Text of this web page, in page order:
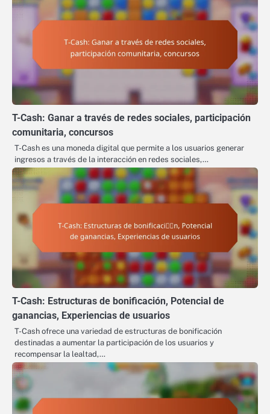
T-Cash: Ganar a través de redes sociales, participación
comunitaria, concursos
T-Cash es una moneda digital que permite a los usuarios generar
ingresos a través de la interacción en redes sociales,…
T-Cash: Estructuras de bonificación, Potencial de
ganancias, Experiencias de usuarios
T-Cash ofrece una variedad de estructuras de bonificación
destinadas a aumentar la participación de los usuarios y
recompensar la lealtad,…